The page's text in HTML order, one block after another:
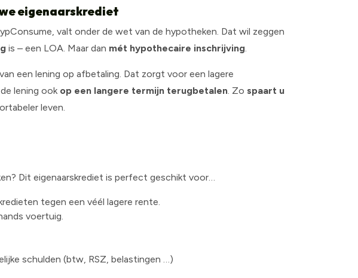
eigenaarskrediet
valt onder de wet van de hypotheken. Dat wil zeggen
is – een LOA. Maar dan mét hypothecaire inschrijving.
een lening op afbetaling. Dat zorgt voor een lagere
lening ook op een langere termijn terugbetalen. Zo spaart u
leven.
Dit eigenaarskrediet is perfect geschikt voor…
tegen een véél lagere rente.
voertuig.
schulden (btw, RSZ, belastingen …)